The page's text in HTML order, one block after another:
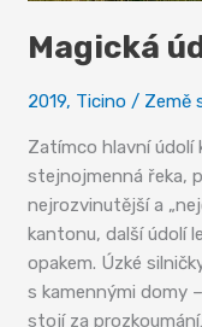
Magická
2019, Ticino / Země
Zatímco hlavní
stejnojmenná řeka,
nejrozvinutější a
kantonu, další údolí
opakem. Úzké
s kamennými domy
stojí za